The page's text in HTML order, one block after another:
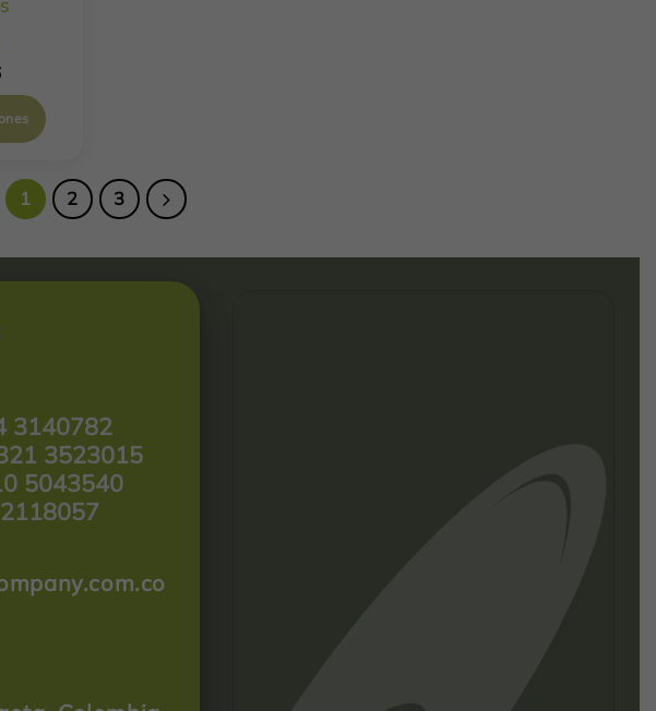
1 2 3
3140782
3523015
5043540